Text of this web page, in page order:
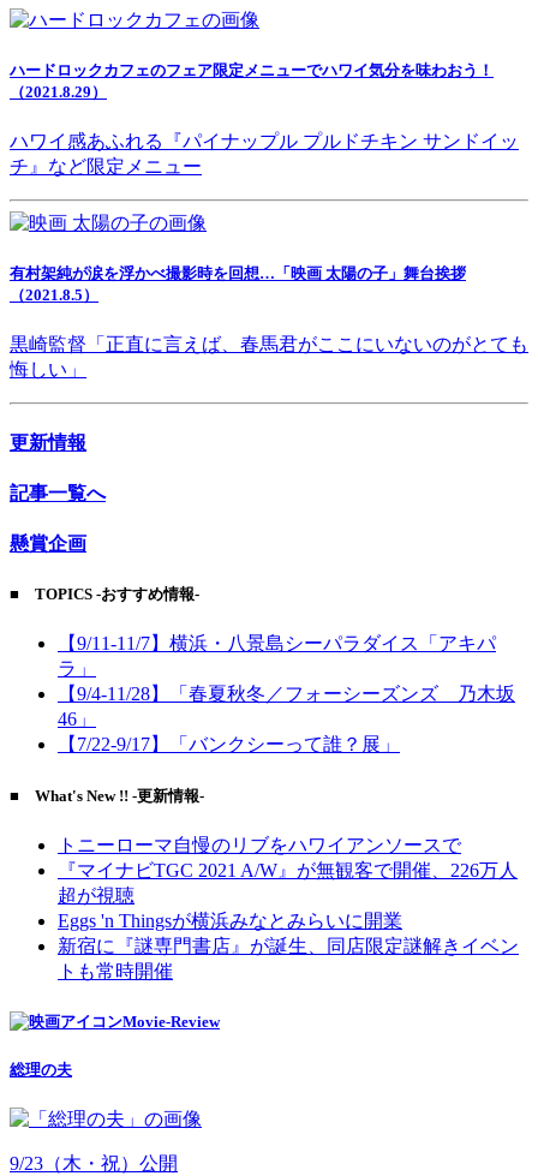
ハードロックカフェのフェア限定メニューでハワイ気分を味わおう！
（2021.8.29）
ハワイ感あふれる『パイナップル プルドチキン サンドイッ
チ』など限定メニュー
有村架純が涙を浮かべ撮影時を回想…「映画 太陽の子」舞台挨拶
（2021.8.5）
黒崎監督「正直に言えば、春馬君がここにいないのがとても
悔しい」
更新情報
記事一覧へ
懸賞企画
■ TOPICS -おすすめ情報-
【9/11-11/7】横浜・八景島シーパラダイス「アキパ
ラ」
【9/4-11/28】「春夏秋冬／フォーシーズンズ 乃木坂
46」
【7/22-9/17】「バンクシーって誰？展」
■ What's New !! -更新情報-
トニーローマ自慢のリブをハワイアンソースで
『マイナビTGC 2021 A/W』が無観客で開催、226万人
超が視聴
Eggs 'n Thingsが横浜みなとみらいに開業
新宿に『謎専門書店』が誕生、同店限定謎解きイベン
トも常時開催
Movie-Review
総理の夫
9/23（木・祝）公開